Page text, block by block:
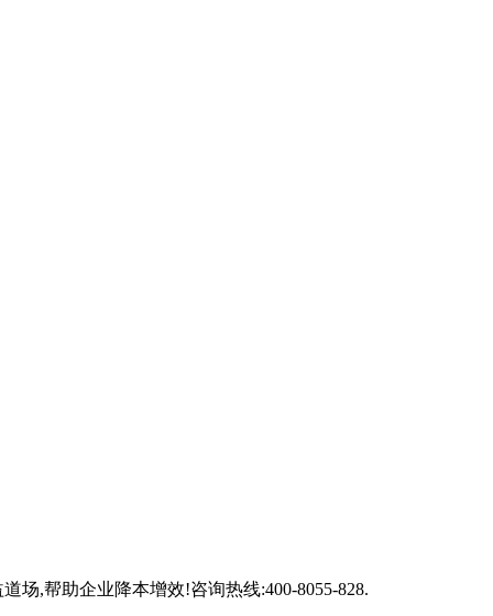
场,帮助企业降本增效!咨询热线:400-8055-828.